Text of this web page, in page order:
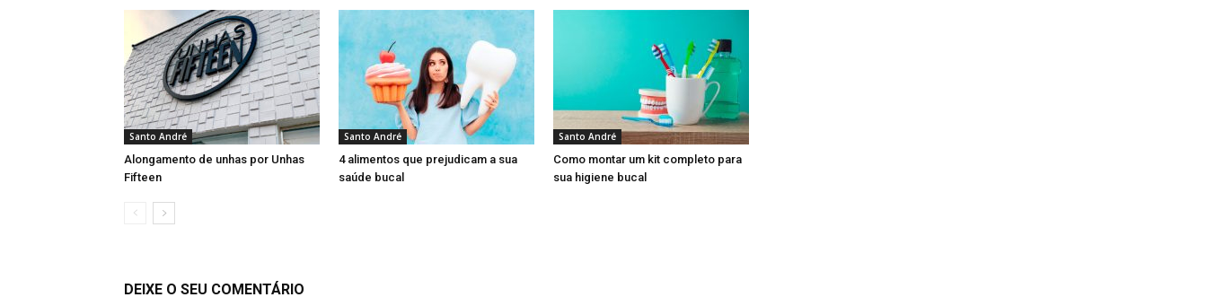
Santo André
Alongamento de unhas por Unhas
Fifteen
Santo André
4 alimentos que prejudicam a sua
saúde bucal
Santo André
Como montar um kit completo para
sua higiene bucal
DEIXE O SEU COMENTÁRIO